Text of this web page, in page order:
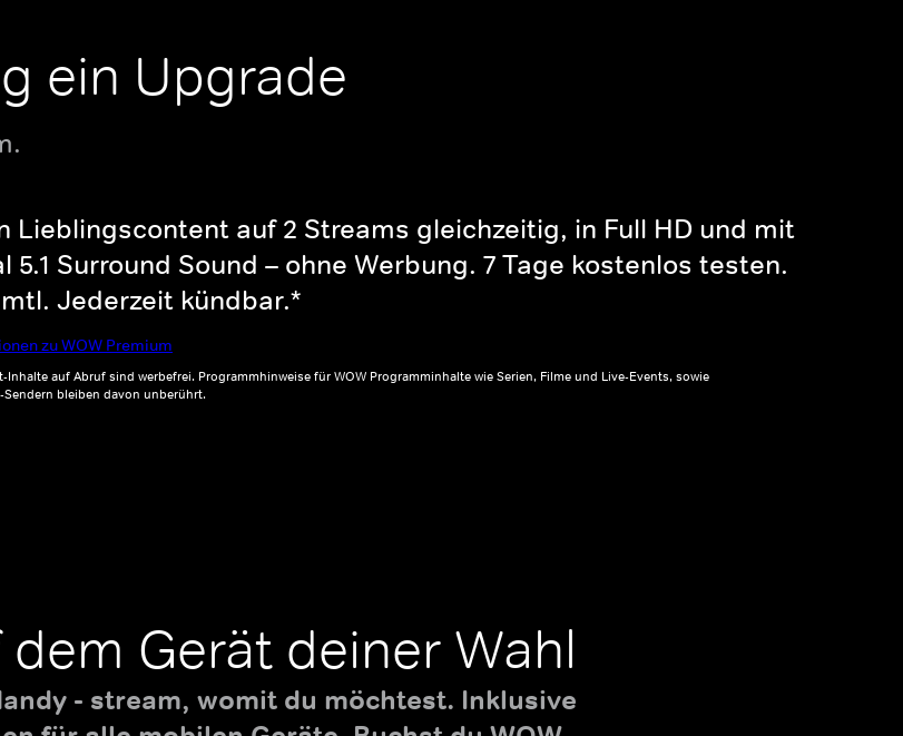
ein Upgrade
Lieblingscontent auf 2 Streams gleichzeitig, in Full HD und mit
5.1 Surround Sound – ohne Werbung. 7 Tage kostenlos testen.
Jederzeit kündbar.*
zu WOW Premium
Inhalte auf Abruf sind werbefrei. Programmhinweise für WOW Programminhalte wie Serien, Filme und Live-Events, sowie
bleiben davon unberührt.
Gerät deiner Wahl
- stream, womit du möchtest. Inklusive